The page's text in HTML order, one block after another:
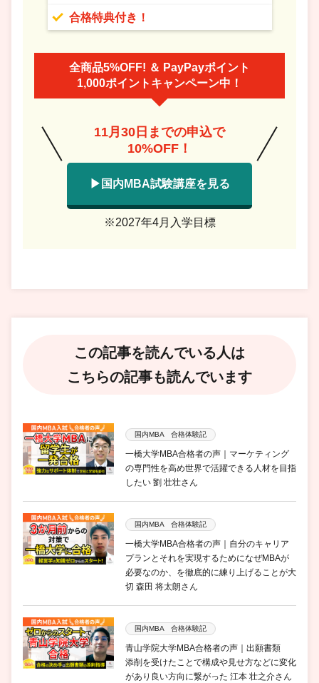
合格特典付き！
全商品5%OFF! ＆ PayPayポイント
1,000ポイントキャンペーン中！
11月30日までの申込で
10%OFF！
▶国内MBA試験講座を見る
※2027年4月入学目標
この記事を読んでいる人は
こちらの記事も読んでいます
国内MBA 合格体験記
一橋大学MBA合格者の声｜マーケティング
の専門性を高め世界で活躍できる人材を目指
したい 劉 壮壮さん
国内MBA 合格体験記
一橋大学MBA合格者の声｜自分のキャリア
プランとそれを実現するためになぜMBAが
必要なのか、を徹底的に練り上げることが大
切 森田 将太朗さん
国内MBA 合格体験記
青山学院大学MBA合格者の声｜出願書類
添削を受けたことで構成や見せ方などに変化
があり良い方向に繋がった 江本 壮之介さん